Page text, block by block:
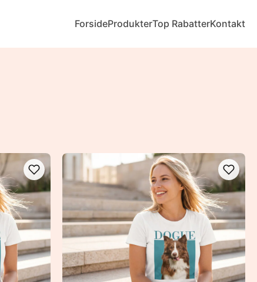
ForsideProdukterTop RabatterKontakt